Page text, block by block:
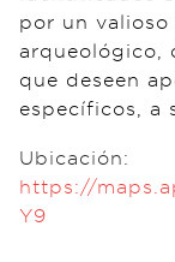
arqueológico,
que deseen
específicos, a
Ubicación:
https://
Y9